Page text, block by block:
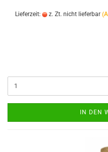
Lieferzeit: z. Zt. nicht lieferbar
IN DEN